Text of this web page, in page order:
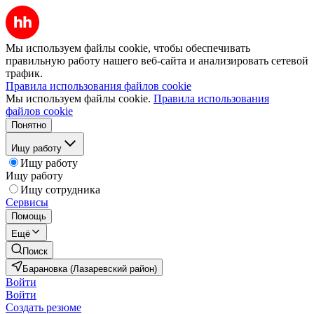
Мы используем файлы cookie, чтобы обеспечивать
правильную работу нашего веб-сайта и анализировать сетевой
трафик.
Правила использования файлов cookie
Мы используем файлы cookie. Правила использования
файлов cookie
Понятно
Ищу работу
Ищу работу
Ищу работу
Ищу сотрудника
Сервисы
Помощь
Ещё
Поиск
Барановка (Лазаревский район)
Войти
Войти
Создать резюме